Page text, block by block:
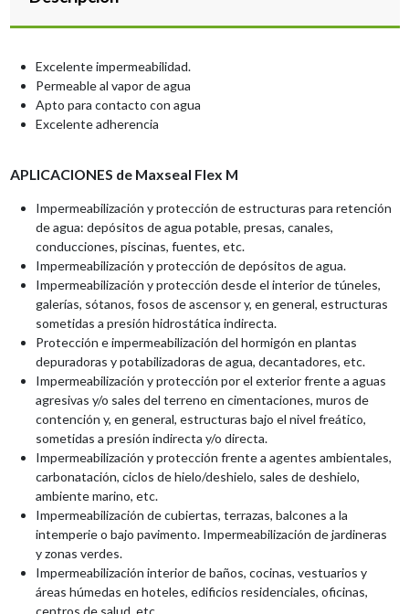
Excelente impermeabilidad.
Permeable al vapor de agua
Apto para contacto con agua
Excelente adherencia
APLICACIONES de Maxseal Flex M
Impermeabilización y protección de estructuras para retención
de agua: depósitos de agua potable, presas, canales,
conducciones, piscinas, fuentes, etc.
Impermeabilización y protección de depósitos de agua.
Impermeabilización y protección desde el interior de túneles,
galerías, sótanos, fosos de ascensor y, en general, estructuras
sometidas a presión hidrostática indirecta.
Protección e impermeabilización del hormigón en plantas
depuradoras y potabilizadoras de agua, decantadores, etc.
Impermeabilización y protección por el exterior frente a aguas
agresivas y/o sales del terreno en cimentaciones, muros de
contención y, en general, estructuras bajo el nivel freático,
sometidas a presión indirecta y/o directa.
Impermeabilización y protección frente a agentes ambientales,
carbonatación, ciclos de hielo/deshielo, sales de deshielo,
ambiente marino, etc.
Impermeabilización de cubiertas, terrazas, balcones a la
intemperie o bajo pavimento. Impermeabilización de jardineras
y zonas verdes.
Impermeabilización interior de baños, cocinas, vestuarios y
áreas húmedas en hoteles, edificios residenciales, oficinas,
centros de salud, etc.